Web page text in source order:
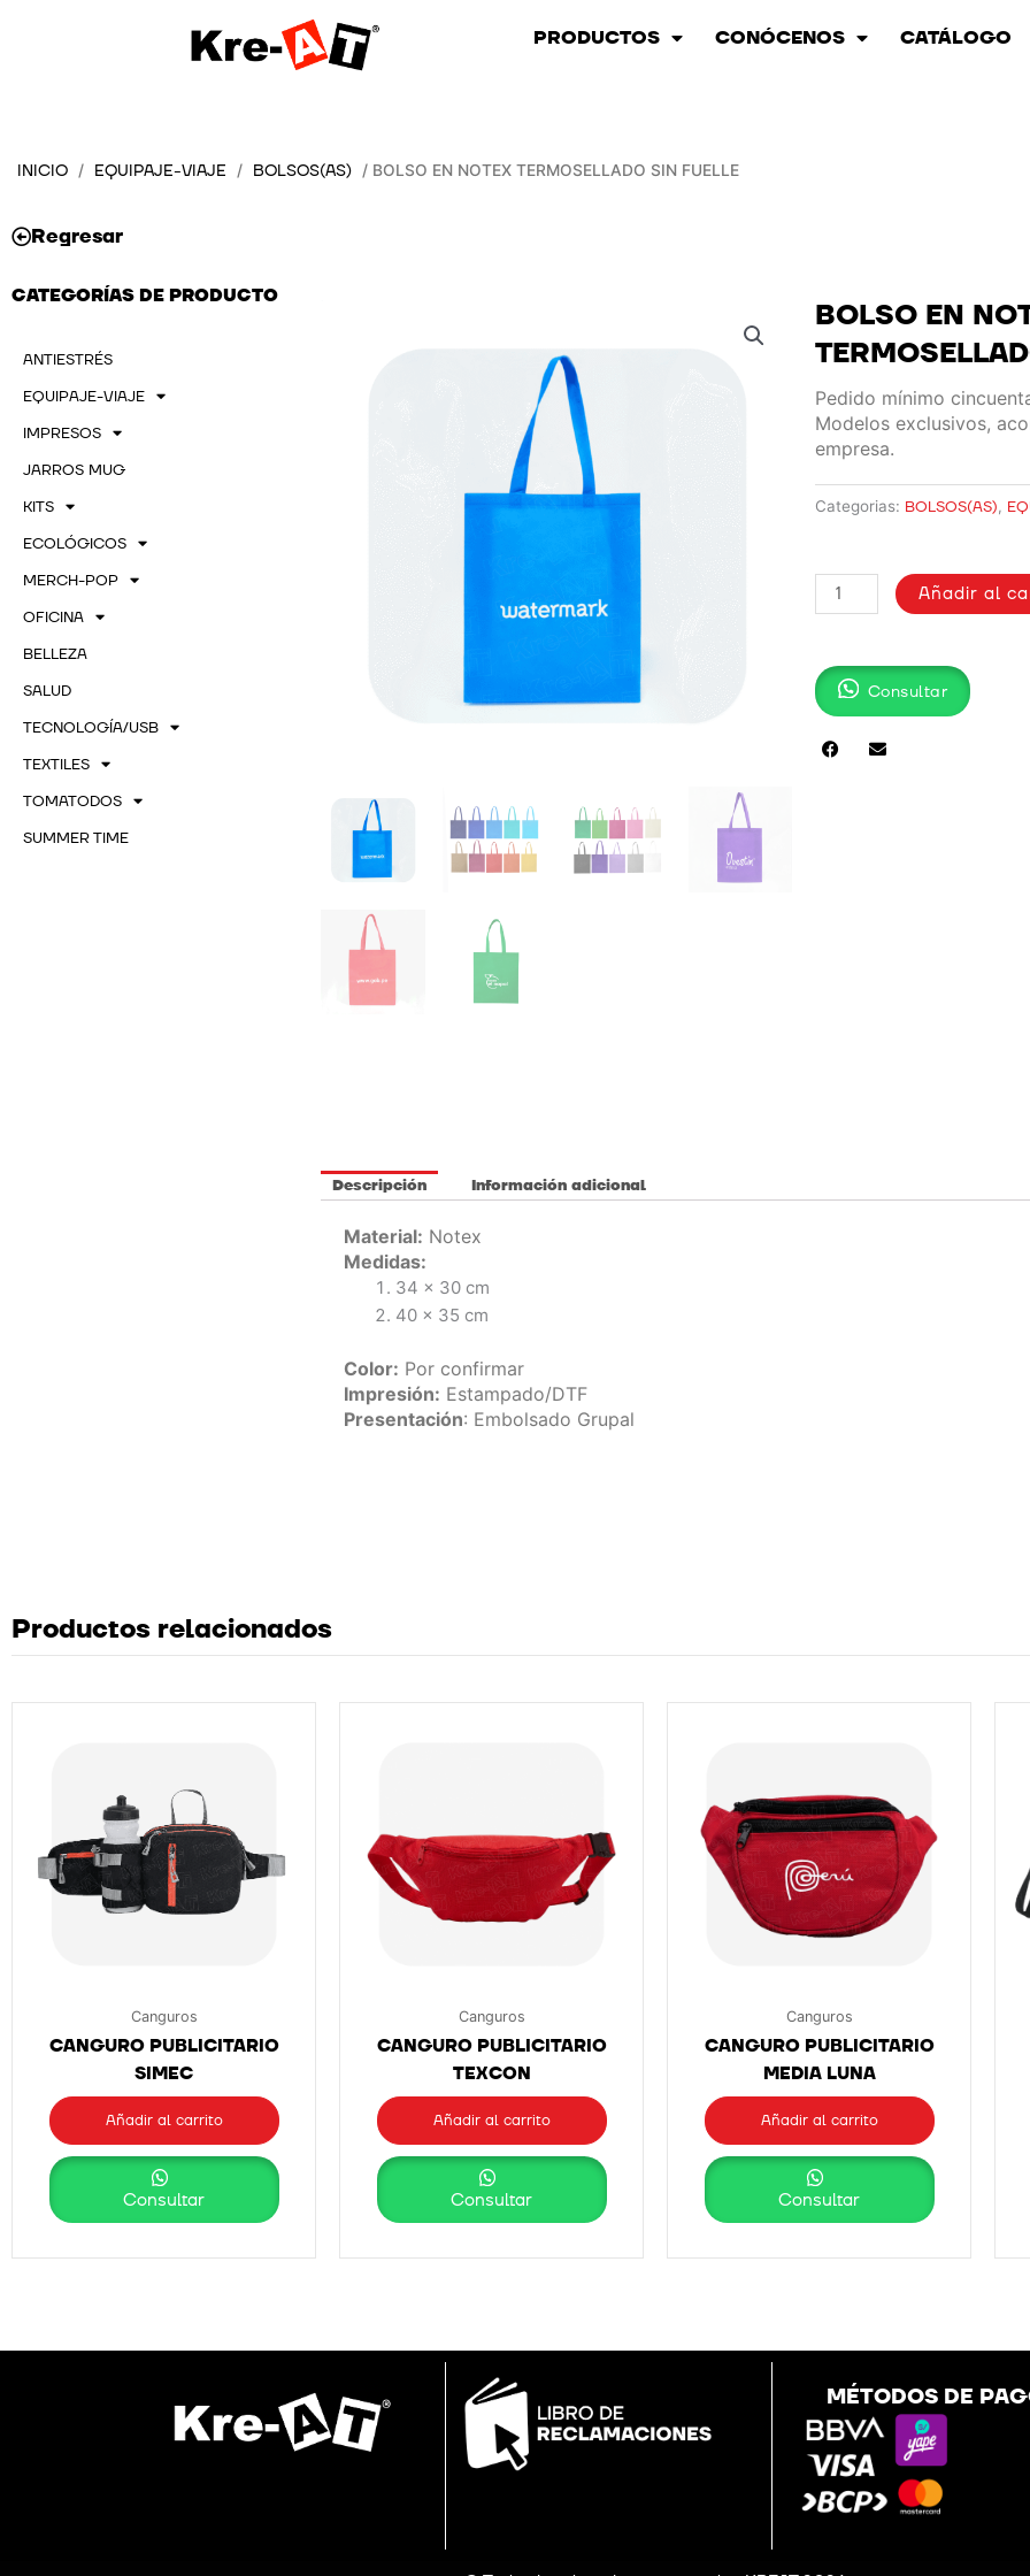
PRODUCTOS CONÓCENOS CATÁLOGO
INICIO / EQUIPAJE-VIAJE / BOLSOS(AS) / BOLSO EN NOTEX TERMOSELLADO SIN FUELLE
Regresar
CATEGORÍAS DE PRODUCTO
ANTIESTRÉS
EQUIPAJE-VIAJE
IMPRESOS
JARROS MUG
KITS
ECOLÓGICOS
MERCH-POP
OFICINA
BELLEZA
SALUD
TECNOLOGÍA/USB
TEXTILES
TOMATODOS
SUMMER TIME
BOLSO EN
Pedido mínimo
Modelos exclusivos,
empresa.
Categorias: BOLSOS(AS),
BOLSO
EN
SIN
FUELLE
Añadir al
Consultar
Descripción Información adicional
Material: Notex
Medidas:
34 x 30 cm
40 x 35 cm
Color: Por confirmar
Impresión: Estampado/DTF
Presentación: Embolsado Grupal
Productos relacionados
Canguros
CANGURO PUBLICITARIO
SIMEC
Añadir al carrito
Consultar
Canguros
CANGURO PUBLICITARIO
TEXCON
Añadir al carrito
Consultar
Canguros
CANGURO PUBLICITARIO
MEDIA LUNA
Añadir al carrito
Consultar
MÉTODOS DE